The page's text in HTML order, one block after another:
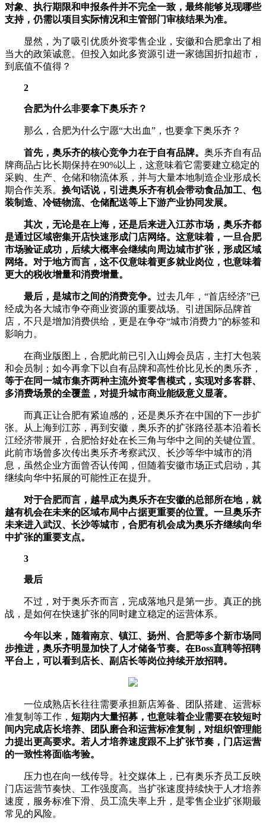
对象、执行期限和申报条件并不完全一致，最终能够兑现哪些
支持，仍需以项目实际情况和主管部门审核结果为准。
显然，为了吸引优质外资零售企业，安徽和合肥拿出了相
当大的政策诚意。但投入如此多资源引进一家德国折扣超市，
到底值不值得？
2
合肥为什么非要拿下奥乐齐？
那么，合肥为什么宁愿“大出血”，也要拿下奥乐齐？
首先，奥乐齐的核心竞争力在于自有品牌。 奥乐齐自有品
牌商品占比长期保持在90%以上，这意味着它需要建立稳定的
采购、生产、仓储和物流体系，并与大量本地制造企业形成长
期合作关系。 换句话说，引进奥乐齐有机会带动食品加工、包
装制造、冷链物流、仓储配送等上下游产业协同发展。
其次，无论是在上海，还是后来进入江苏市场，奥乐齐都
是通过区域密集开店快速形成门店网络。这意味着，一旦合肥
市场验证成功，后续大概率会继续向周边城市扩张，形成区域
网络。对于地方而言，这不仅意味着更多就业岗位，也意味着
更大的税收增量和消费增量。
最后，是城市之间的消费竞争。 过去几年，“首店经济”已
经成为各大城市争夺商业资源的重要战场。引进国际品牌首
店，不只是增加消费供给，更是在争夺“城市消费力”的标签和
影响力。
在商业版图上，合肥此前已引入山姆会员店，主打大包装
和会员制；如今再拿下以自有品牌和高性价比见长的奥乐齐，
等于在同一城市集齐两种主流外资零售模式，实现对多客群、
多消费场景的全覆盖，对提升城市商业能级意义显著。
而真正让合肥有紧迫感的，还是奥乐齐在中国的下一步扩
张。从上海到江苏，再到安徽，奥乐齐的扩张路径基本沿着长
江经济带展开，合肥恰好处在长三角与华中之间的关键位置。
此前市场曾多次传出奥乐齐考察武汉、长沙等华中城市的消
息，虽然企业方面曾否认传闻，但随着安徽市场正式启动，其
继续向华中拓展的可能性正在提升。
对于合肥而言，越早成为奥乐齐在安徽的总部所在地，就
越有机会在未来的区域布局中占据更重要的位置。一旦奥乐齐
未来进入武汉、长沙等城市，合肥有机会成为奥乐齐继续向华
中扩张的重要支点。
3
最后
不过，对于奥乐齐而言，完成落地只是第一步。真正的挑
战，是如何在快速扩张的同时建立稳定的运营体系。
今年以来，随着南京、镇江、扬州、合肥等多个新市场同
步推进，奥乐齐明显加快了人才储备节奏。在Boss直聘等招聘
平台上，可以看到店长、 副店长等岗位持续开放招聘。
一位成熟店长往往需要承担新店筹备、团队搭建、运营标
准复制等工作， 短期内大量招募，也意味着企业需要在较短时
间内完成店长培养、团队磨合和运营标准复制，对组织管理能
力提出更高要求。若人才培养速度跟不上扩张节奏，门店运营
的一致性将面临考验。
压力也在向一线传导。社交媒体上，已有奥乐齐员工反映
门店运营节奏快、工作强度高。当扩张速度持续快于人才培养
速度，服务标准下滑、员工流失率上升，是零售企业扩张期最
常见的风险。